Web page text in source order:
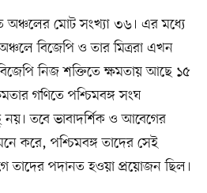
অঞ্চলের মোট সংখ্যা ৩৬। এর মধ্যে
বিজেপি ও তার মিত্ররা এখন
নিজ শক্তিতে ক্ষমতায় আছে ১৫
গণিতে পশ্চিমবঙ্গ সংঘ
তবে ভাবাদর্শিক ও আবেগের
করে, পশ্চিমবঙ্গ তাদের সেই
তাদের পদানত হওয়া প্রয়োজন ছিল।